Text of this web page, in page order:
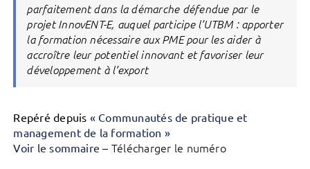
parfaitement dans la démarche défendue par le
projet InnovENT-E, auquel participe l’UTBM : apporter
la formation nécessaire aux PME pour les aider à
accroître leur potentiel innovant et favoriser leur
développement à l’export
Repéré depuis « Communautés de pratique et
management de la formation »
Voir le sommaire – Télécharger le numéro